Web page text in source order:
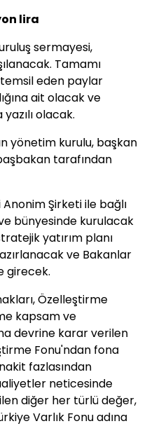
lira
sermayesi,
Tamamı
eden paylar
ait olacak ve
olacak.
yönetim kurulu, başkan
tarafından
Şirketi ile bağlı
bünyesinde kurulacak
yatırım planı
ve Bakanlar
girecek.
Özelleştirme
kapsam ve
devrine karar verilen
Fonu'ndan fona
fazlasından
neticesinde
diğer her türlü değer,
Varlık Fonu adına